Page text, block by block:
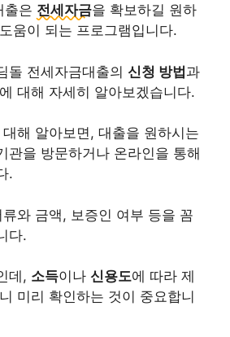
출은 전세자금을 확보하길 원하
움이 되는 프로그램입니다.
돌 전세자금대출의 신청 방법과
에 대해 자세히 알아보겠습니다.
해 알아보면, 대출을 원하시는
관을 방문하거나 온라인을 통해
.
와 금액, 보증인 여부 등을 꼼
다.
데, 소득이나 신용도에 따라 제
미리 확인하는 것이 중요합니